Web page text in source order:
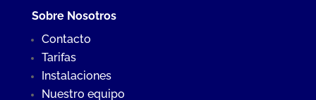
Sobre Nosotros
Contacto
Tarifas
Instalaciones
Nuestro equipo